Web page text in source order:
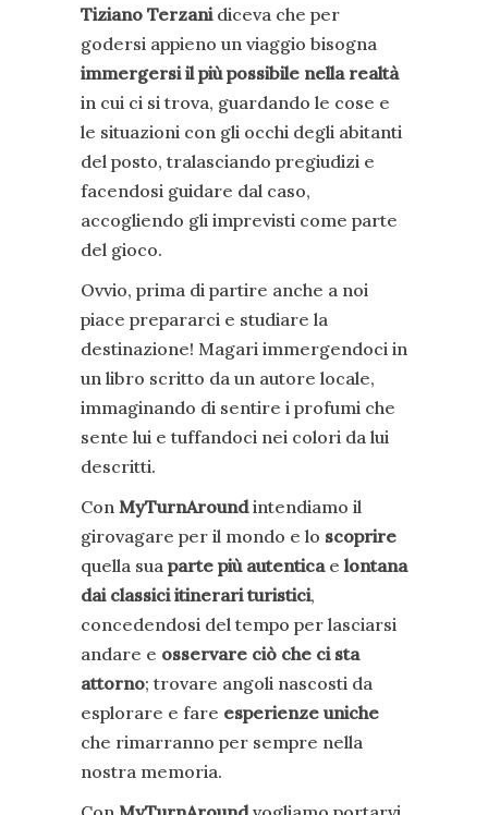
Tiziano Terzanidiceva che per
godersi appieno un viaggio bisogna
immergersi il più possibile nella realtà
in cui ci si trova, guardando le cose e
le situazioni con gli occhi degli abitanti
del posto, tralasciando pregiudizi e
facendosi guidare dal caso,
accogliendo gli imprevisti come parte
del gioco.
Ovvio, prima di partire anche a noi
piace prepararci e studiare la
destinazione! Magari immergendoci in
un libro scritto da un autore locale,
immaginando di sentire i profumi che
sente lui e tuffandoci nei colori da lui
descritti.
Con MyTurnAroundintendiamo il
girovagare per il mondo e lo scoprire
quella sua parte più autenticae lontana
dai classici itinerari turistici,
concedendosi del tempo per lasciarsi
andare e osservare ciò che ci sta
attorno; trovare angoli nascosti da
esplorare e fare esperienze uniche
che rimarranno per sempre nella
nostra memoria.